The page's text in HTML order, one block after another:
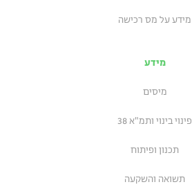
מידע על מס רכישה
מידע
מיסים
פינוי בינוי ותמ"א 38
תכנון ופיתוח
תשואה והשקעה